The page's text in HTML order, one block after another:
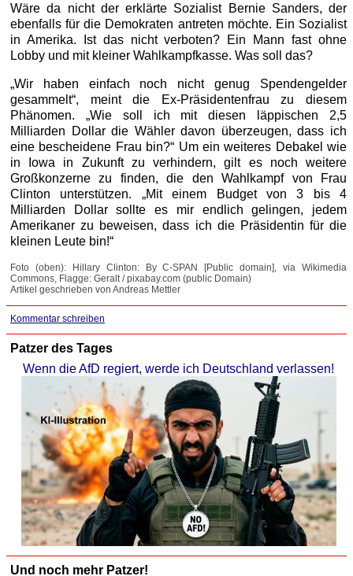
Wäre da nicht der erklärte Sozialist Bernie Sanders, der
ebenfalls für die Demokraten antreten möchte. Ein Sozialist
in Amerika. Ist das nicht verboten? Ein Mann fast ohne
Lobby und mit kleiner Wahlkampfkasse. Was soll das?
„Wir haben einfach noch nicht genug Spendengelder
gesammelt“, meint die Ex-Präsidentenfrau zu diesem
Phänomen. „Wie soll ich mit diesen läppischen 2,5
Milliarden Dollar die Wähler davon überzeugen, dass ich
eine bescheidene Frau bin?“ Um ein weiteres Debakel wie
in Iowa in Zukunft zu verhindern, gilt es noch weitere
Großkonzerne zu finden, die den Wahlkampf von Frau
Clinton unterstützen. „Mit einem Budget von 3 bis 4
Milliarden Dollar sollte es mir endlich gelingen, jedem
Amerikaner zu beweisen, dass ich die Präsidentin für die
kleinen Leute bin!“
Foto (oben): Hillary Clinton: By C-SPAN [Public domain], via Wikimedia
Commons, Flagge: Geralt / pixabay.com (public Domain)
Artikel geschrieben von Andreas Mettler
Kommentar schreiben
Patzer des Tages
Wenn die AfD regiert, werde ich Deutschland verlassen!
Und noch mehr Patzer!